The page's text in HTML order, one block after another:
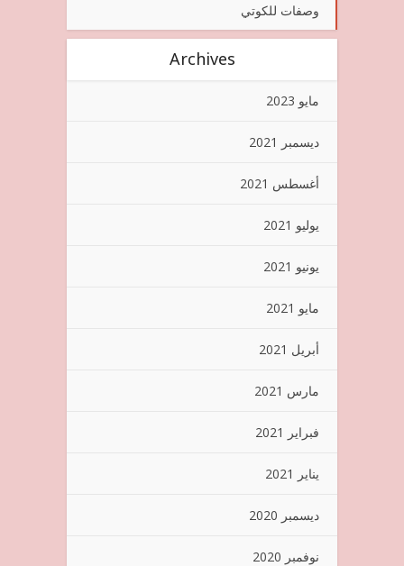
وصفات للكوتي
Archives
مايو 2023
ديسمبر 2021
أغسطس 2021
يوليو 2021
يونيو 2021
مايو 2021
أبريل 2021
مارس 2021
فبراير 2021
يناير 2021
ديسمبر 2020
نوفمبر 2020